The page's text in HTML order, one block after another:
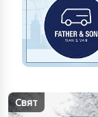
Свят